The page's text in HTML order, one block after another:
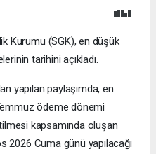
Kurumu (SGK), en düşük
tarihini açıkladı.
yapılan paylaşımda, en
ödeme dönemi
kapsamında oluşan
2026 Cuma günü yapılacağı